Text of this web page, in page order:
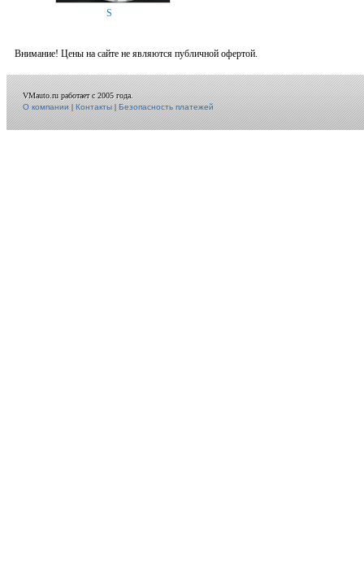
S
Внимание! Цены на сайте не являются публичной офертой.
VMauto.ru работает с 2005 года.
О компании|Контакты|Безопасность платежей